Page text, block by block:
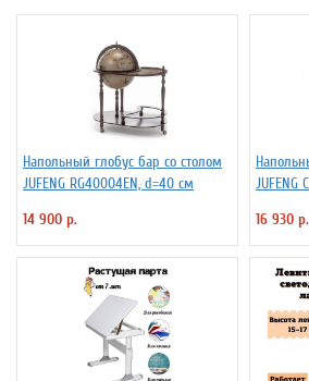
Напольный глобус бар со столом
JUFENG RG40004EN, d=40 см
14 900 р.
JUFENG
16 930 р.